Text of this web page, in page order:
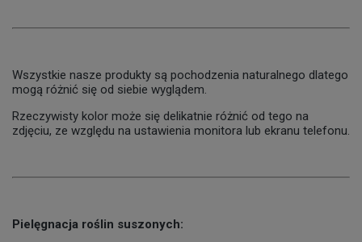
Wszystkie nasze produkty są pochodzenia naturalnego dlatego
mogą różnić się od siebie wyglądem.
Rzeczywisty kolor może się delikatnie różnić od tego na
zdjęciu, ze względu na ustawienia monitora lub ekranu telefonu.
Pielęgnacja roślin suszonych: